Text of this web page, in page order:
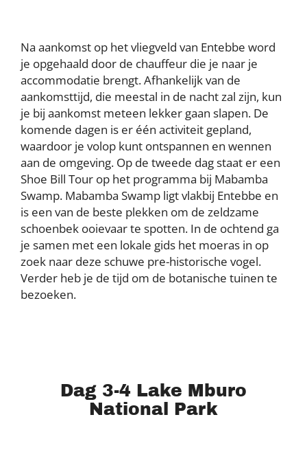
Na aankomst op het vliegveld van Entebbe word
je opgehaald door de chauffeur die je naar je
accommodatie brengt. Afhankelijk van de
aankomsttijd, die meestal in de nacht zal zijn, kun
je bij aankomst meteen lekker gaan slapen. De
komende dagen is er één activiteit gepland,
waardoor je volop kunt ontspannen en wennen
aan de omgeving. Op de tweede dag staat er een
Shoe Bill Tour op het programma bij Mabamba
Swamp. Mabamba Swamp ligt vlakbij Entebbe en
is een van de beste plekken om de zeldzame
schoenbek ooievaar te spotten. In de ochtend ga
je samen met een lokale gids het moeras in op
zoek naar deze schuwe pre-historische vogel.
Verder heb je de tijd om de botanische tuinen te
bezoeken.
Dag 3-4 Lake Mburo
National Park